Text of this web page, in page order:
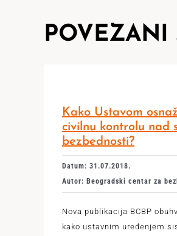
POVEZANI
Kako Ustavom
civilnu kontrolu nad
bezbednosti?
Datum: 31.07.2018.
Autor: Beogradski centar za
Nova publikacija BCBP
kako ustavnim uređenjem